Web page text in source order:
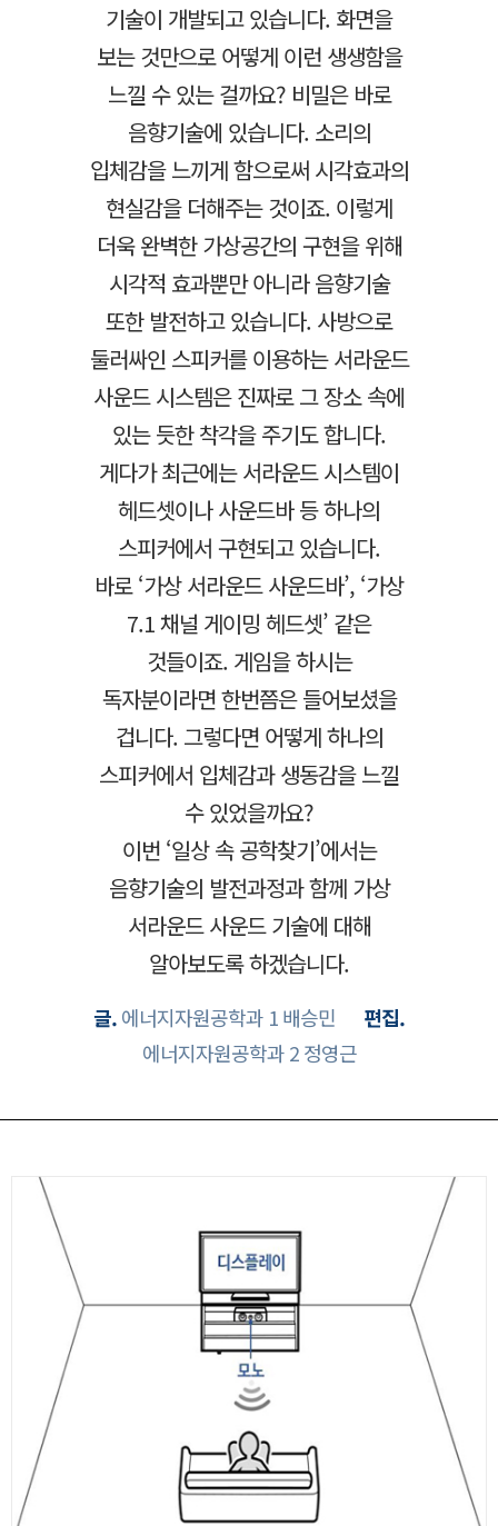
기술이 개발되고 있습니다. 화면을
보는 것만으로 어떻게 이런 생생함을
느낄 수 있는 걸까요? 비밀은 바로
음향기술에 있습니다. 소리의
입체감을 느끼게 함으로써 시각효과의
현실감을 더해주는 것이죠. 이렇게
더욱 완벽한 가상공간의 구현을 위해
시각적 효과뿐만 아니라 음향기술
또한 발전하고 있습니다. 사방으로
둘러싸인 스피커를 이용하는 서라운드
사운드 시스템은 진짜로 그 장소 속에
있는 듯한 착각을 주기도 합니다.
게다가 최근에는 서라운드 시스템이
헤드셋이나 사운드바 등 하나의
스피커에서 구현되고 있습니다.
바로 ‘가상 서라운드 사운드바’, ‘가상
7.1 채널 게이밍 헤드셋’ 같은
것들이죠. 게임을 하시는
독자분이라면 한번쯤은 들어보셨을
겁니다. 그렇다면 어떻게 하나의
스피커에서 입체감과 생동감을 느낄
수 있었을까요?
이번 ‘일상 속 공학찾기’에서는
음향기술의 발전과정과 함께 가상
서라운드 사운드 기술에 대해
알아보도록 하겠습니다.
글.에너지자원공학과 1 배승민
편집.
에너지자원공학과 2 정영근